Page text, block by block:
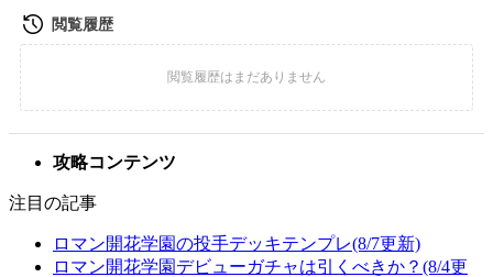
攻略コンテンツ
注目の記事
ロマン開花学園の投手デッキテンプレ(8/7更新)
ロマン開花学園デビューガチャは引くべきか？(8/4更